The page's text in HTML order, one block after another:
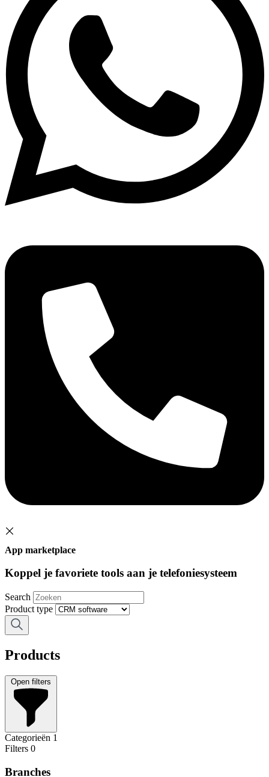
App marketplace
Koppel je favoriete tools aan je telefoniesysteem
Search
Product type
Products
Open filters
Categorieën 1
Filters 0
Branches